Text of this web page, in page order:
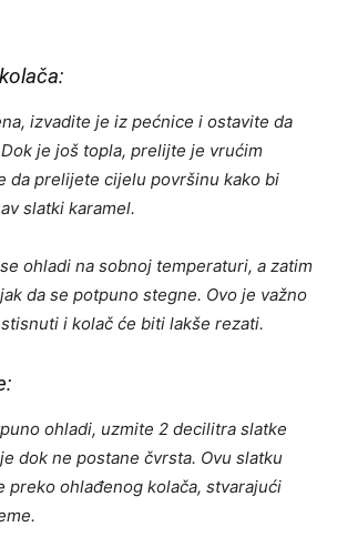
izvadite je iz pećnice i ostavite da
je još topla, prelijte je vrućim
da prelijete cijelu površinu kako bi
slatki karamel.
ohladi na sobnoj temperaturi, a zatim
da se potpuno stegne. Ovo je važno
i kolač će biti lakše rezati.
ohladi, uzmite 2 decilitra slatke
dok ne postane čvrsta. Ovu slatku
preko ohlađenog kolača, stvarajući